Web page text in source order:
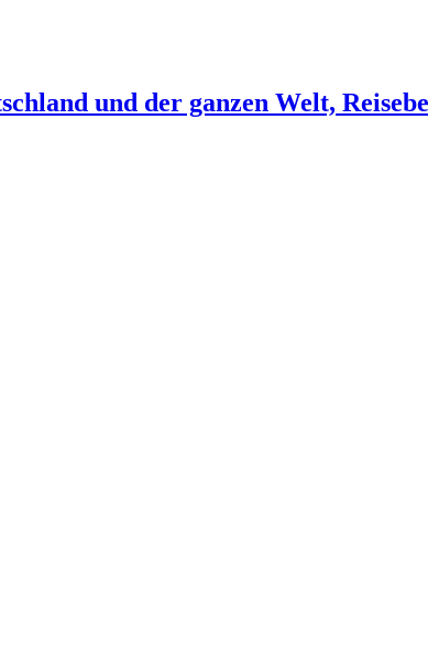
und der ganzen Welt,